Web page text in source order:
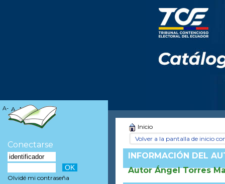
Inicio
Volver a la pantalla de inicio
INFORMACIÓN DEL
Autor Ángel Torres
A- A A+
Conectarse
Olvidé mi contraseña